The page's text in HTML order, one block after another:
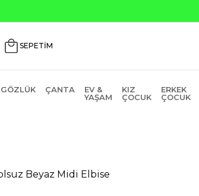
SEPETİM
GÖZLÜK ÇANTA
EV &
YAŞAM
KIZ
ÇOCUK
ERKEK
ÇOCUK
Beyaz Midi Elbise